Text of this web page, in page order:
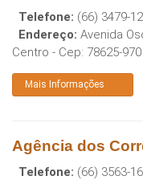
Telefone: (66) 3479-
Endereço: Avenida
Centro - Cep: 78625-970
Mais Informações
Agência dos
Telefone: (66) 3563-